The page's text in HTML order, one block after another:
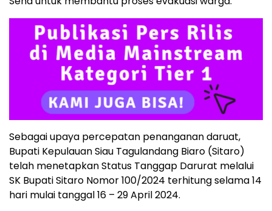
Sebagai upaya percepatan penanganan daruat,
Bupati Kepulauan Siau Tagulandang Biaro (Sitaro)
telah menetapkan Status Tanggap Darurat melalui
SK Bupati Sitaro Nomor 100/2024 terhitung selama 14
hari mulai tanggal 16 – 29 April 2024.